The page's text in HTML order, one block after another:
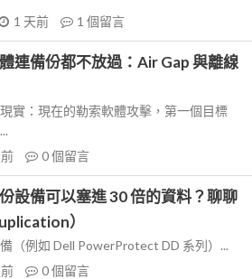
1 天前 1 個留言
連備份都不放過：Air Gap 與離線
實：現在的勒索軟體攻擊，第一個目標
0個留言
設備可以塞進 30 倍的資料？聊聊
）
（例如 Dell PowerProtect DD 系列）...
0個留言